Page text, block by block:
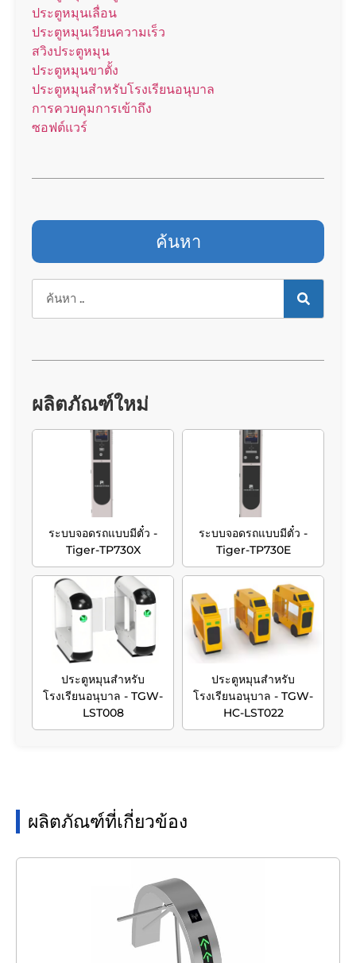
ประตูหมุนเลื่อน
ประตูหมุนเวียนความเร็ว
สวิงประตูหมุน
ประตูหมุนขาตั้ง
ประตูหมุนสำหรับโรงเรียนอนุบาล
การควบคุมการเข้าถึง
ซอฟต์แวร์
ค้นหา
ผลิตภัณฑ์ใหม่
ระบบจอดรถแบบมีตั๋ว -
Tiger-TP730X
ระบบจอดรถแบบมีตั๋ว -
Tiger-TP730E
ประตูหมุนสำหรับ
โรงเรียนอนุบาล - TGW-
LST008
ประตูหมุนสำหรับ
โรงเรียนอนุบาล - TGW-
HC-LST022
ผลิตภัณฑ์ที่เกี่ยวข้อง